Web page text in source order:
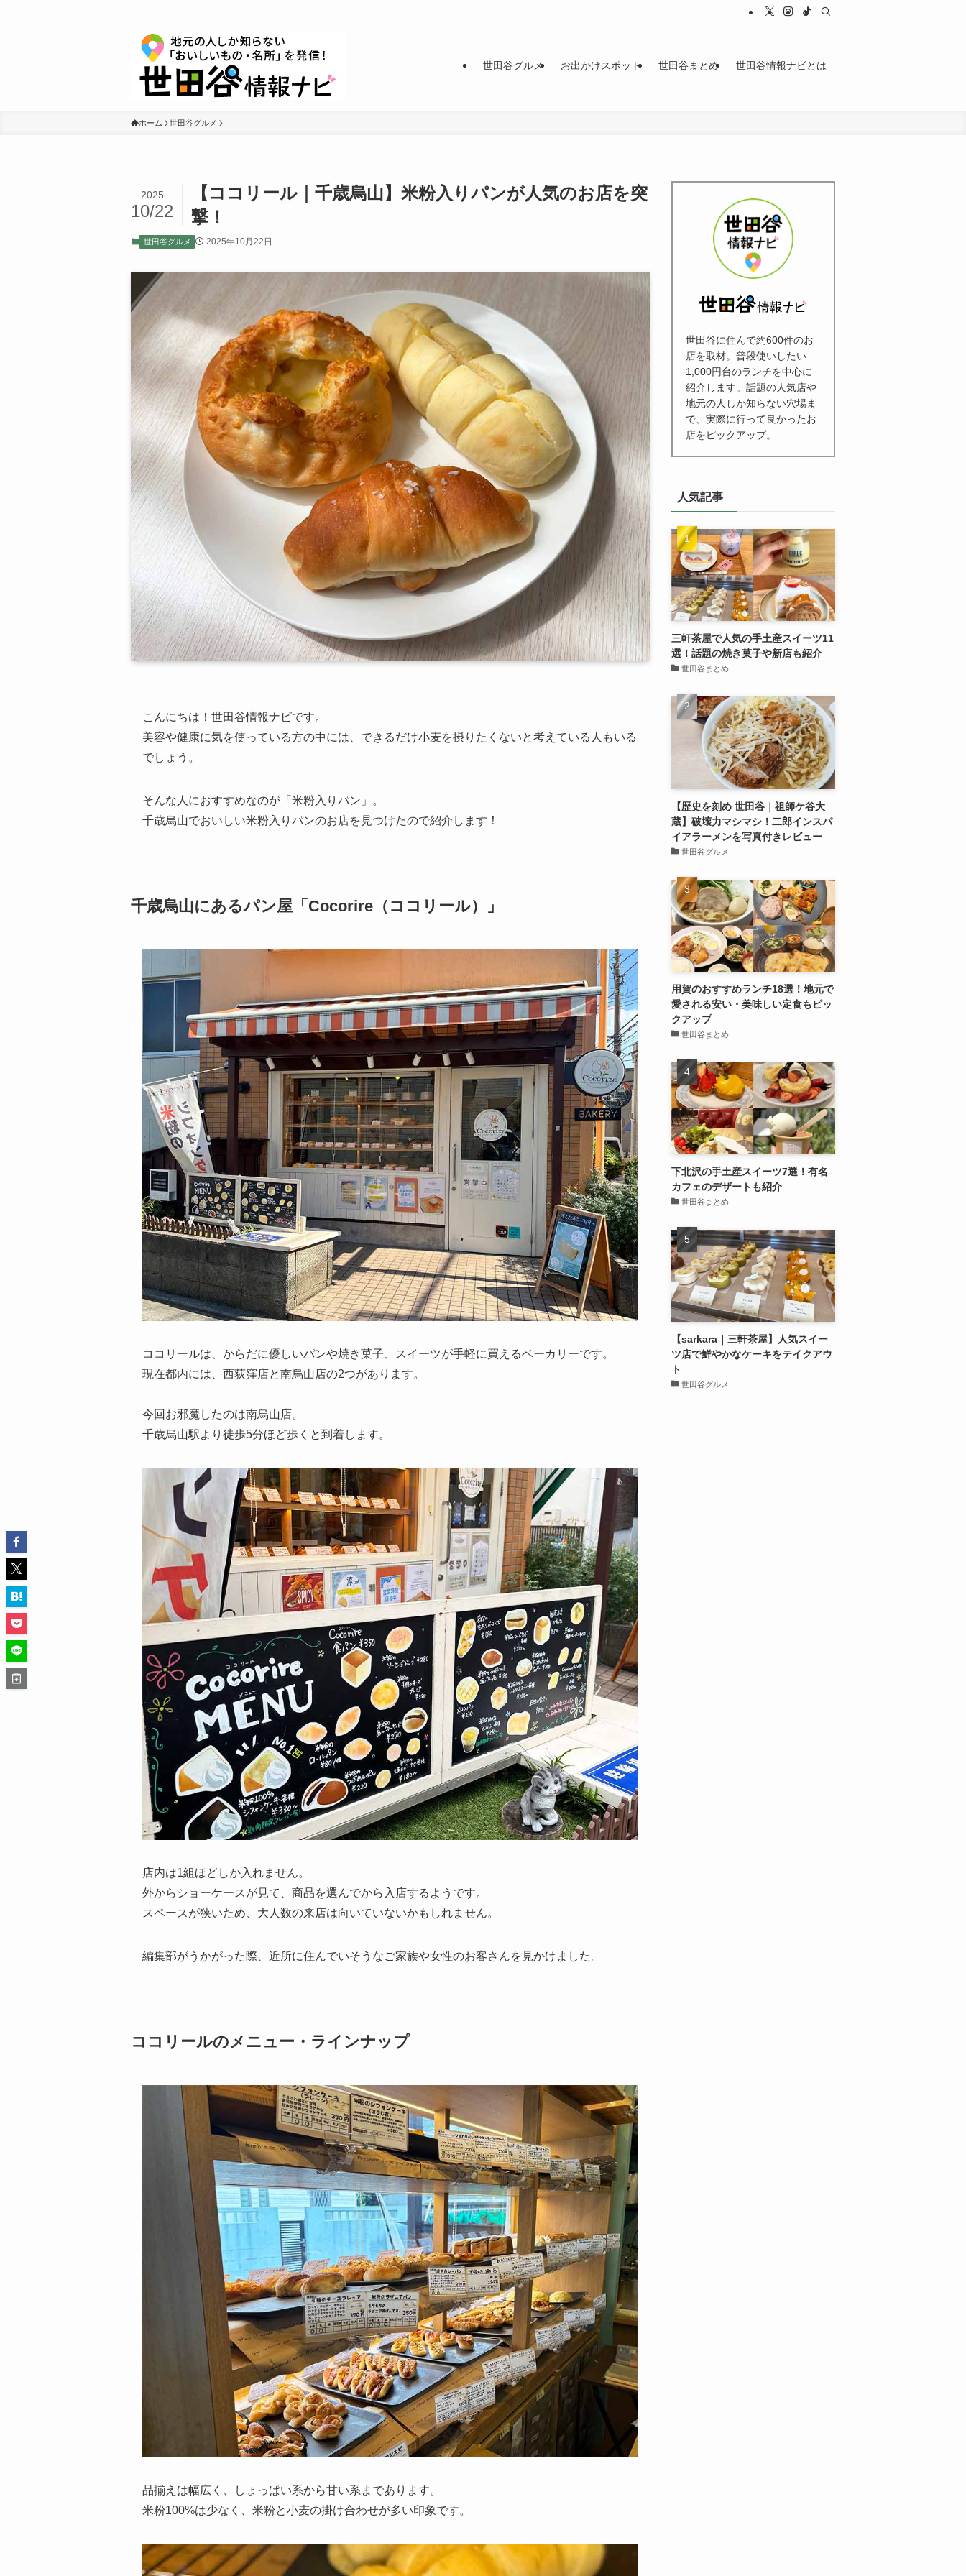
世田谷グルメ お出かけスポット 世田谷まとめ 世田谷情報ナビとは
ホーム 世田谷グルメ
【ココリール｜千歳烏山】米粉入りパンが人気のお店を突
撃！
2025
10/22
世田谷グルメ 2025年10月22日
こんにちは！世田谷情報ナビです。
美容や健康に気を使っている方の中には、できるだけ小麦を摂りたくないと考えている人もいる
でしょう。
そんな人におすすめなのが「米粉入りパン」。
千歳烏山でおいしい米粉入りパンのお店を見つけたので紹介します！
千歳烏山にあるパン屋「Cocorire（ココリール）」
ココリールは、からだに優しいパンや焼き菓子、スイーツが手軽に買えるベーカリーです。
現在都内には、西荻窪店と南烏山店の2つがあります。
今回お邪魔したのは南烏山店。
千歳烏山駅より徒歩5分ほど歩くと到着します。
店内は1組ほどしか入れません。
外からショーケースが見て、商品を選んでから入店するようです。
スペースが狭いため、大人数の来店は向いていないかもしれません。
編集部がうかがった際、近所に住んでいそうなご家族や女性のお客さんを見かけました。
ココリールのメニュー・ラインナップ
品揃えは幅広く、しょっぱい系から甘い系まであります。
米粉100%は少なく、米粉と小麦の掛け合わせが多い印象です。
世田谷に住んで約600件のお
店を取材。普段使いしたい
1,000円台のランチを中心に
紹介します。話題の人気店や
地元の人しか知らない穴場ま
で、実際に行って良かったお
店をピックアップ。
人気記事
三軒茶屋で人気の手土産スイーツ11
選！話題の焼き菓子や新店も紹介
世田谷まとめ
【歴史を刻め 世田谷｜祖師ケ谷大
蔵】破壊力マシマシ！二郎インスパ
イアラーメンを写真付きレビュー
世田谷グルメ
用賀のおすすめランチ18選！地元で
愛される安い・美味しい定食もピッ
クアップ
世田谷まとめ
下北沢の手土産スイーツ7選！有名
カフェのデザートも紹介
世田谷まとめ
【sarkara｜三軒茶屋】人気スイー
ツ店で鮮やかなケーキをテイクアウ
ト
世田谷グルメ